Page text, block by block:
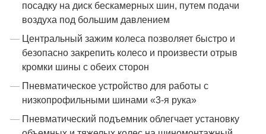
посадку на диск бескамерных шин, путем подачи
воздуха под большим давлением
Центральный зажим колеса позволяет быстро и
безопасно закрепить колесо и произвести отрыв
кромки шины с обеих сторон
Пневматическое устройство для работы с
низкопрофильными шинами «3-я рука»
Пневматический подъемник облегчает установку